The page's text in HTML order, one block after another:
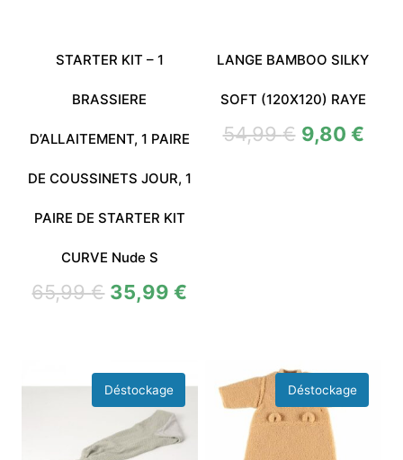
STARTER KIT – 1
BRASSIERE
D’ALLAITEMENT, 1 PAIRE
DE COUSSINETS JOUR, 1
PAIRE DE STARTER KIT
CURVE Nude S
65,99€ 35,99€
LANGE BAMBOO SILKY
SOFT (120X120) RAYE
54,99€ 9,80 €